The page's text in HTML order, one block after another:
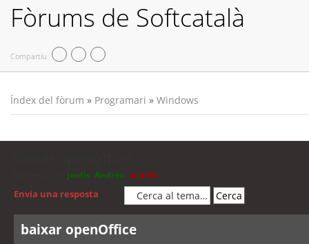
Fòrums de Softcatalà
Compartiu
Índex del fòrum » Programari » Windows
jordis Andreu cubells
Envia una resposta
baixar openOffice